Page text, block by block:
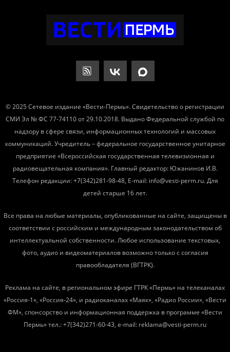
© 2025 Сетевое издание «Вести-Пермь». Свидетельство о регистрации
СМИ Эл № ФС 77-74110 от 29.10.2018. Выдано Федеральной службой по
надзору в сфере связи, информационных технологий и массовых
коммуникаций. Учредитель – федеральное государственное унитарное
предприятие «Всероссийская государственная телевизионная и
радиовещательная компания». Главный редактор: Южанинов И.В.
Телефон редакции: +7(342)281-98-48, E-mail: info@vesti-perm.ru. Для
детей старше 16 лет.
Все права на любые материалы, опубликованные на сайте, защищены в
соответствии с российским и международным законодательством об
интеллектуальной собственности. Любое использование текстовых,
фото, аудио и видеоматериалов возможно только с согласия
правообладателя (ВГТРК).
Реклама на сайте, в региональном эфире ГТРК «Пермь» на телеканалах
«Россия-1», «Россия-24», и радиоканалах «Маяк», «Радио России», «Вести
ФМ», спонсорство и информационная поддержка в программе «Вести
Пермь» тел.: +7(342)271-60-43, e-mail: reklama@vesti-perm.ru